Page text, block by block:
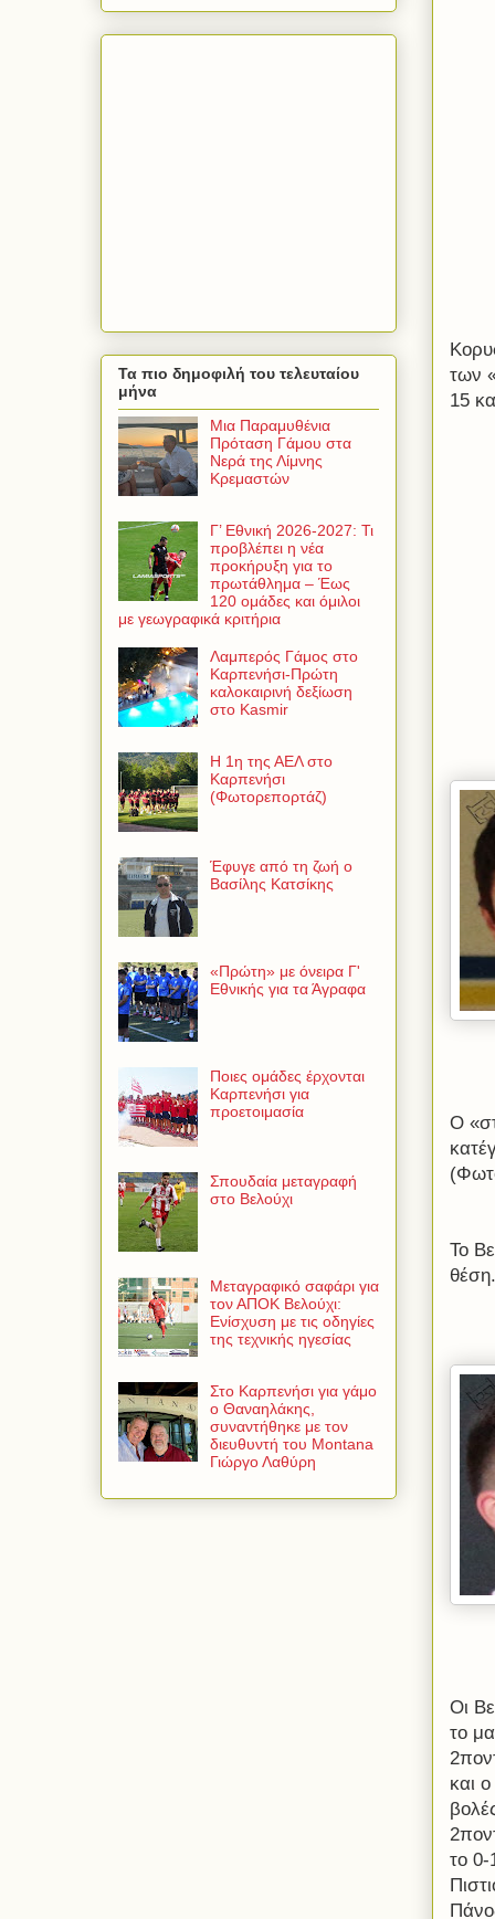
των
15
Ο
Το
θέση.
Οι
το
και
το
Τα πιο δημοφιλή του τελευταίου
μήνα
Μια Παραμυθένια
Πρόταση Γάμου στα
Νερά της Λίμνης
Κρεμαστών
Γ’ Εθνική 2026-2027: Τι
προβλέπει η νέα
προκήρυξη για το
πρωτάθλημα – Έως
120 ομάδες και όμιλοι
με γεωγραφικά κριτήρια
Λαμπερός Γάμος στο
Καρπενήσι-Πρώτη
καλοκαιρινή δεξίωση
στο Kasmir
Η 1η της ΑΕΛ στο
Καρπενήσι
(Φωτορεπορτάζ)
Έφυγε από τη ζωή ο
Βασίλης Κατσίκης
«Πρώτη» με όνειρα Γ'
Εθνικής για τα Άγραφα
Ποιες ομάδες έρχονται
Καρπενήσι για
προετοιμασία
Σπουδαία μεταγραφή
στο Βελούχι
Μεταγραφικό σαφάρι για
τον ΑΠΟΚ Βελούχι:
Ενίσχυση με τις οδηγίες
της τεχνικής ηγεσίας
Στο Καρπενήσι για γάμο
ο Θαναηλάκης,
συναντήθηκε με τον
διευθυντή του Montana
Γιώργο Λαθύρη